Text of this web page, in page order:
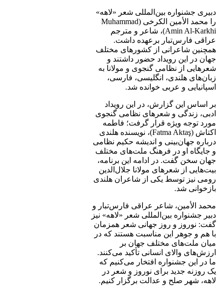
دبیری جشنواره بین‌المللی شعر «لاهه»
را محمد الأمین الکرخی (Muhammad
Amin Al-Karkhi)، شاعر و مترجم
عراقی فارس‌تبار برعهده داشت.
همچنین شاعرانی از کشورهای مختلف
جهان در این رویداد حضور داشتند و
شعرهایی از نظامی گنجوی و مولانا به
زبان‌های هلندی، انگلیسی، فارسی،
اسپانیایی و عربی خوانده شد.
بر اساس این گزارش، در این رویداد
ادبی، زندگی و شعرهای نظامی گنجوی
مورد توجه ویژه قرار گرفت؛ فاطمه
اکتاش (Fatma Aktaş)، نویسنده هلندی
درباره جهان‌بینی و اندیشه حکیم نظامی
و جایگاه او در فرهنگ‌ ملت‌های مختلف
جهان سخن گفت. در ادامه این برنامه،
بیت‌هایی از شعرهای مولانا جلال‌الدین
رومی نیز توسط یکی از شاعران هلندی
بازخوانی شد.
محمد الأمین، شاعر عراقی فارس‌تبار و
دبیر جشنواره بین‌المللی شعر «لاهه» نیز
گفت: نوروز و روز جهانی شعر همزمان
با هم و جوهر این مناسبت هستند که در
میان ملت‌های مختلف جهان بر
ارزش‌های والای انسانی تأکید می‌کنند.
ما در این جشنواره افتخار می‌کنیم که
یک روزنه جدید برای نوروز و شعر در
لاهه، شهر صلح و عدالت برگزار کنیم.